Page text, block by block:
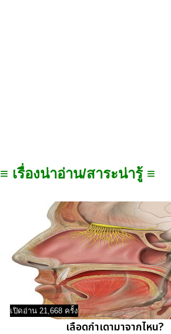
≡ เรื่องน่าอ่าน/สาระน่ารู้ ≡
เปิดอ่าน 21,668 ครั้ง
เลือดกำเดามาจากไหน?